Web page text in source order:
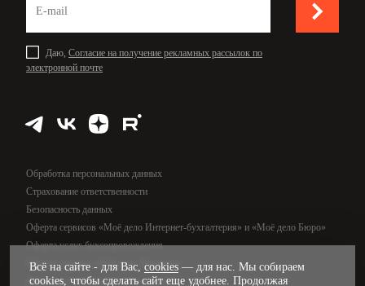
Даю, Согласие на получение рекламных рассылок по
электронной почте
Обработка персональных данных
Страхование ответственности
Безопасность данных
Оферта сервисов «Моё дело Интернет-бухгалтерия» и «Моё дело Бюро»
Оферта услуг бухсопровождения
Оферта сервиса «Моё дело Финансы»
Оферта услуг управленческого учёта
Всё на сайте - для Вас, cookies — для нас. Мы собираем
cookies, чтобы сделать сайт еще удобнее. Продолжая